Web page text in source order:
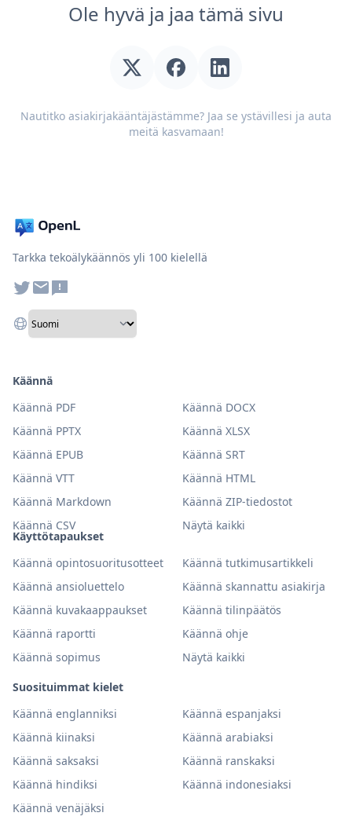
Ole hyvä ja jaa tämä sivu
Nautitko asiakirjakääntäjästämme? Jaa se ystävillesi ja auta
meitä kasvamaan!
Tarkka tekoälykäännös yli 100 kielellä
Käyttötapaukset
Käännä opintosuoritusotteet
Käännä tutkimusartikkeli
Käännä ansioluettelo
Käännä skannattu asiakirja
Käännä kuvakaappaukset
Käännä tilinpäätös
Käännä raportti
Käännä ohje
Käännä sopimus
Näytä kaikki
Suosituimmat kielet
Käännä englanniksi
Käännä espanjaksi
Käännä kiinaksi
Käännä arabiaksi
Käännä saksaksi
Käännä ranskaksi
Käännä hindiksi
Käännä indonesiaksi
Käännä venäjäksi
Käännä
Käännä PDF
Käännä DOCX
Käännä PPTX
Käännä XLSX
Käännä EPUB
Käännä SRT
Käännä VTT
Käännä HTML
Käännä Markdown
Käännä ZIP-tiedostot
Käännä CSV
Näytä kaikki